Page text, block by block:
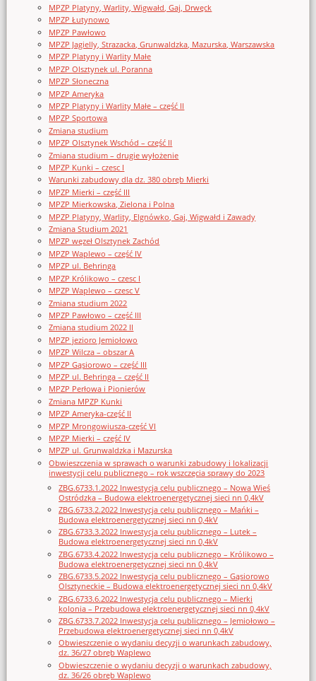
MPZP Platyny, Warlity, Wigwałd, Gaj, Drwęck
MPZP Łutynowo
MPZP Pawłowo
MPZP Jagielly, Strazacka, Grunwaldzka, Mazurska, Warszawska
MPZP Platyny i Warlity Małe
MPZP Olsztynek ul. Poranna
MPZP Słoneczna
MPZP Ameryka
MPZP Platyny i Warlity Małe – część II
MPZP Sportowa
Zmiana studium
MPZP Olsztynek Wschód – część II
Zmiana studium – drugie wyłożenie
MPZP Kunki – czesc I
Warunki zabudowy dla dz. 380 obręb Mierki
MPZP Mierki – część III
MPZP Mierkowska, Zielona i Polna
MPZP Platyny, Warlity, Elgnówko, Gaj, Wigwałd i Zawady
Zmiana Studium 2021
MPZP węzeł Olsztynek Zachód
MPZP Waplewo – część IV
MPZP ul. Behringa
MPZP Królikowo – czesc I
MPZP Waplewo – czesc V
Zmiana studium 2022
MPZP Pawłowo – część III
Zmiana studium 2022 II
MPZP jezioro Jemiołowo
MPZP Wilcza – obszar A
MPZP Gąsiorowo – część III
MPZP ul. Behringa – część II
MPZP Perłowa i Pionierów
Zmiana MPZP Kunki
MPZP Ameryka-część II
MPZP Mrongowiusza-część VI
MPZP Mierki – część IV
MPZP ul. Grunwaldzka i Mazurska
Obwieszczenia w sprawach o warunki zabudowy i lokalizacji
inwestycji celu publicznego – rok wszczęcia sprawy do 2023
ZBG.6733.1.2022 Inwestycja celu publicznego – Nowa Wieś
Ostródzka – Budowa elektroenergetycznej sieci nn 0,4kV
ZBG.6733.2.2022 Inwestycja celu publicznego – Mańki –
Budowa elektroenergetycznej sieci nn 0,4kV
ZBG.6733.3.2022 Inwestycja celu publicznego – Lutek –
Budowa elektroenergetycznej sieci nn 0,4kV
ZBG.6733.4.2022 Inwestycja celu publicznego – Królikowo –
Budowa elektroenergetycznej sieci nn 0,4kV
ZBG.6733.5.2022 Inwestycja celu publicznego – Gąsiorowo
Olsztyneckie – Budowa elektroenergetycznej sieci nn 0,4kV
ZBG.6733.6.2022 Inwestycja celu publicznego – Mierki
kolonia – Przebudowa elektroenergetycznej sieci nn 0,4kV
ZBG.6733.7.2022 Inwestycja celu publicznego – Jemiołowo –
Przebudowa elektroenergetycznej sieci nn 0,4kV
Obwieszczenie o wydaniu decyzji o warunkach zabudowy,
dz. 36/27 obręb Waplewo
Obwieszczenie o wydaniu decyzji o warunkach zabudowy,
dz. 36/26 obręb Waplewo